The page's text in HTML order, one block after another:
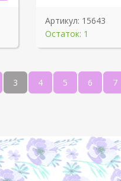
Артикул: 15643
Остаток: 1
3 4 5 6 7